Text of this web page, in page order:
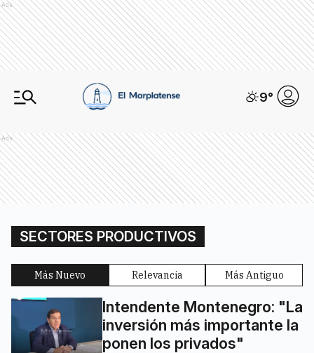
Ads
9°
Ads
SECTORES PRODUCTIVOS
Más Nuevo Relevancia Más Antiguo
Intendente Montenegro: "La
inversión más importante la
ponen los privados"